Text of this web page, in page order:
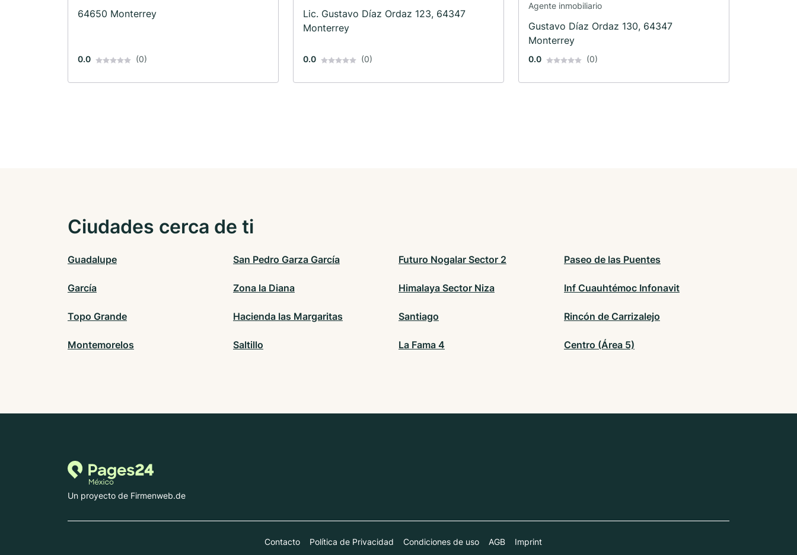
64650 Monterrey
0.0 (0)
Lic. Gustavo Díaz Ordaz 123, 64347
Monterrey
0.0 (0)
Agente inmobiliario
Gustavo Díaz Ordaz 130, 64347
Monterrey
0.0 (0)
Ciudades cerca de ti
Guadalupe San Pedro Garza García Futuro Nogalar Sector 2 Paseo de las Puentes
García Zona la Diana Himalaya Sector Niza Inf Cuauhtémoc Infonavit
Topo Grande Hacienda las Margaritas Santiago Rincón de Carrizalejo
Montemorelos Saltillo La Fama 4 Centro (Área 5)
Un proyecto de Firmenweb.de
Contacto Política de Privacidad Condiciones de uso AGB Imprint